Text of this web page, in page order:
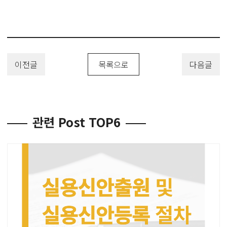
이전글 목록으로 다음글
관련 Post TOP6